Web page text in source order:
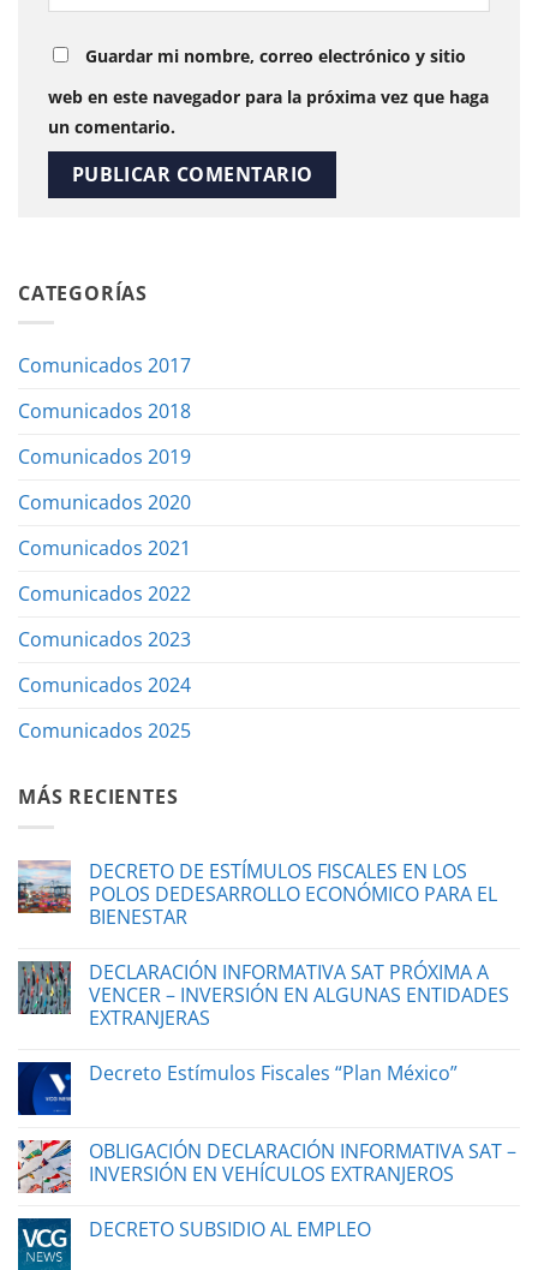
CATEGORÍAS
Comunicados 2017
Comunicados 2018
Comunicados 2019
Comunicados 2020
Comunicados 2021
Comunicados 2022
Comunicados 2023
Comunicados 2024
Comunicados 2025
MÁS RECIENTES
DECRETO DE ESTÍMULOS FISCALES EN LOS
POLOS DEDESARROLLO ECONÓMICO PARA EL
BIENESTAR
DECLARACIÓN INFORMATIVA SAT PRÓXIMA A
VENCER – INVERSIÓN EN ALGUNAS ENTIDADES
EXTRANJERAS
Decreto Estímulos Fiscales “Plan México”
OBLIGACIÓN DECLARACIÓN INFORMATIVA SAT –
INVERSIÓN EN VEHÍCULOS EXTRANJEROS
DECRETO SUBSIDIO AL EMPLEO
Guardar mi nombre, correo electrónico y sitio
web en este navegador para la próxima vez que haga
un comentario.